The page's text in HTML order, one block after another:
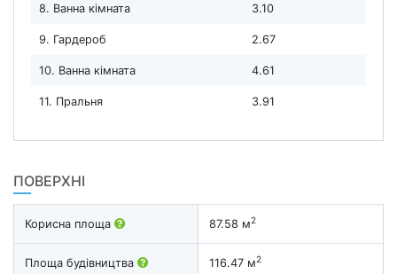
8. Ванна кімната 3.10
9. Гардероб 2.67
10. Ванна кімната 4.61
11. Пральня 3.91
ПОВЕРХНІ
Корисна площа 87.58 м2
Площа будівництва 116.47 м2